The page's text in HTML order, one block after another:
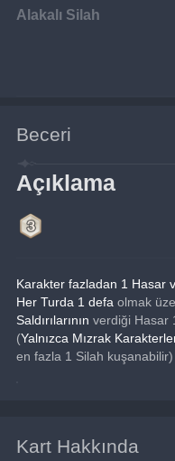
Alakalı Silah
Beceri
Açıklama
Karakter fazladan 1 Hasar
Her Turda 1 defa olmak
Saldırılarının verdiği Hasar
(Yalnızca Mızrak
en fazla 1 Silah kuşanabilir)
Kart Hakkında